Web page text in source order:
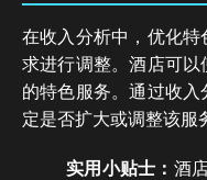
在收入分析中，优化
求进行调整。酒店可
的特色服务。通过收
定是否扩大或调整该服
实用小贴士： 酒